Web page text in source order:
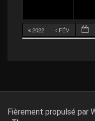
2022 FÉV
Fièrement propulsé par